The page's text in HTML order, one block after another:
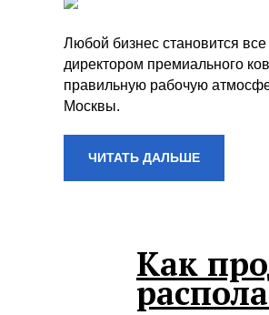
Любой бизнес становится
директором премиального
правильную рабочую
Москвы.
ЧИТАТЬ ДАЛЬШЕ
Как